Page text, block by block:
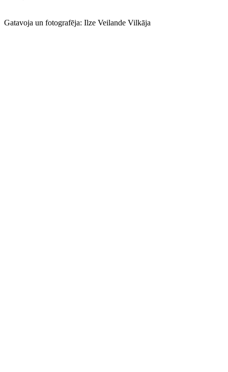
Gatavoja un fotografēja: Ilze Veilande Vilkāja